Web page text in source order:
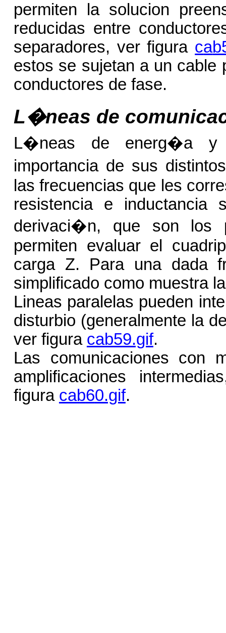
permiten la solucion
reducidas entre
separadores, ver figura ca
estos se sujetan a un cable
conductores de fase.
L�neas de
L�neas de energ�a y
importancia de sus
las frecuencias que les
resistencia e inductancia
derivaci�n, que son los
permiten evaluar el
carga Z. Para una dada
simplificado como muestra
Lineas paralelas pueden
disturbio (generalmente la
ver figura cab59.gif.
Las comunicaciones con
amplificaciones
figura cab60.gif.